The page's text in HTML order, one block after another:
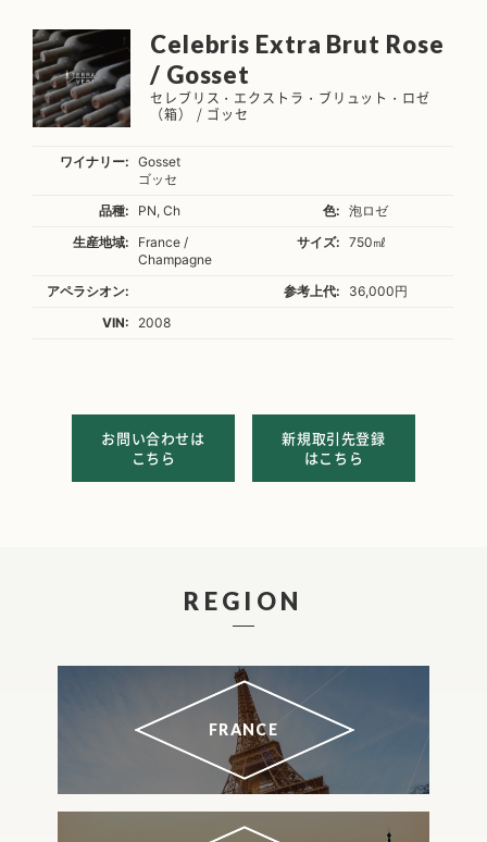
Celebris Extra Brut Rose
/ Gosset
セレブリス・エクストラ・ブリュット・ロゼ
（箱） / ゴッセ
ワイナリー:
Gosset
ゴッセ
品種:
PN, Ch 色:
泡ロゼ
生産地域:
France /
Champagne
サイズ: 750㎖
アペラシオン: 参考上代:
36,000円
VIN:
2008
お問い合わせは
こちら
新規取引先登録
はこちら
REGION
FRANCE